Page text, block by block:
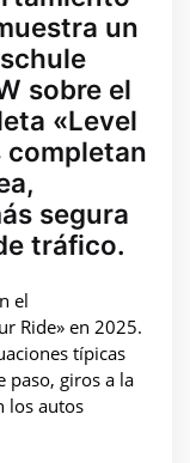
un
sobre el
«Level
completan
segura
tráfico.
el
Ride» en 2025.
típicas
paso, giros a la
los autos